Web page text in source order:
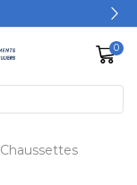
0
Chaussettes